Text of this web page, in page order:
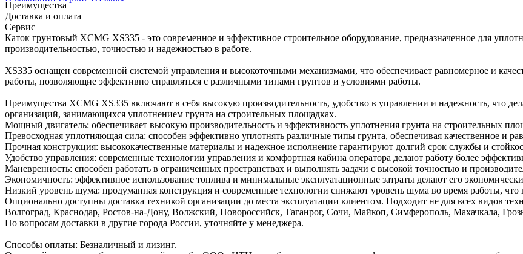
Преимущества
Доставка и оплата
Сервис
Каток грунтовый XCMG XS335 - это современное и эффективное строительное оборудование, предназначенное для
производительностью, точностью и надежностью в работе.
XS335 оснащен современной системой управления и высокоточными механизмами, что обеспечивает равномерное и
работы, позволяющие эффективно справляться с различными типами грунтов и условиями работы.
Преимущества XCMG XS335 включают в себя высокую производительность, удобство в управлении и надежность, что
организаций, занимающихся уплотнением грунта на строительных площадках.
Мощный двигатель: обеспечивает высокую производительность и эффективность уплотнения грунта на строительных
Превосходная уплотняющая сила: способен эффективно уплотнять различные типы грунта, обеспечивая качественное и
Прочная конструкция: высококачественные материалы и надежное исполнение гарантируют долгий срок службы и
Удобство управления: современные технологии управления и комфортная кабина оператора делают работу более
Маневренность: способен работать в ограниченных пространствах и выполнять задачи с высокой точностью и
Экономичность: эффективное использование топлива и минимальные эксплуатационные затраты делают его
Низкий уровень шума: продуманная конструкция и современные технологии снижают уровень шума во время работы, что
Опционально доступны доставка техникой организации до места эксплуатации клиентом. Подходит не для всех видов
Волгоград, Краснодар, Ростов-на-Дону, Волжский, Новороссийск, Таганрог, Сочи, Майкоп, Симферополь, Махачкала,
По вопросам доставки в другие города России, уточняйте у менеджера.
Способы оплаты: Безналичный и лизинг.